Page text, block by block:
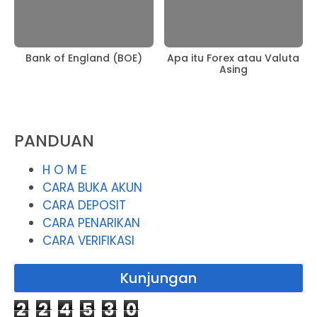
Bank of England (BOE)
Apa itu Forex atau Valuta
Asing
PANDUAN
H O M E
CARA BUKA AKUN
CARA DEPOSIT
CARA PENARIKAN
CARA VERIFIKASI
Kunjungan
2 2 4 5 3 0